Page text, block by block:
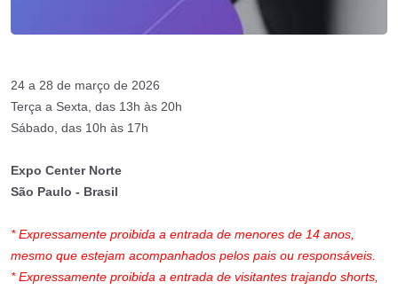
24 a 28 de março de 2026
Terça a Sexta, das 13h às 20h
Sábado, das 10h às 17h
Expo Center Norte
São Paulo - Brasil
* Expressamente proibida a entrada de menores de 14 anos,
mesmo que estejam acompanhados pelos pais ou responsáveis.
* Expressamente proibida a entrada de visitantes trajando shorts,